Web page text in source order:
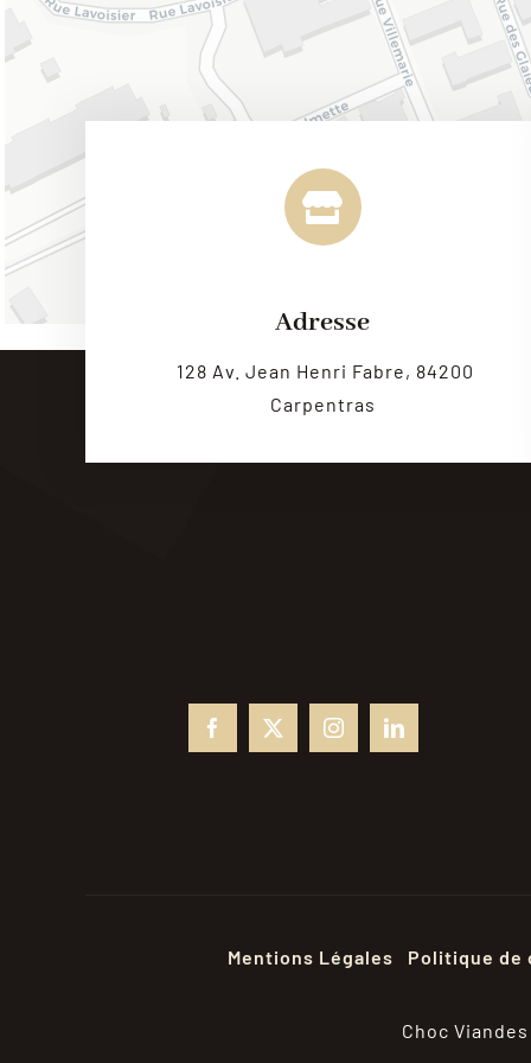
Adresse
128 Av. Jean Henri Fabre, 84200
Carpentras
Mentions Légales Politique
Choc